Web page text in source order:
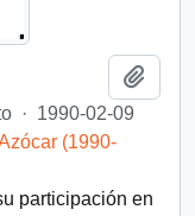
· 1990-02-09
(1990-
participación en